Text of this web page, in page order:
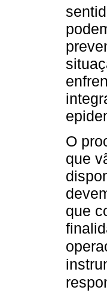
O
que
que